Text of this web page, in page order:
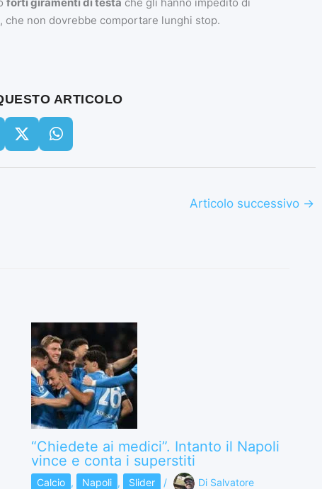
non dovrebbe comportare lunghi stop.
ARTICOLO
Articolo successivo →
“Chiedete ai medici”. Intanto il Napoli
vince e conta i superstiti
Calcio , Napoli , Slider / Di Salvatore